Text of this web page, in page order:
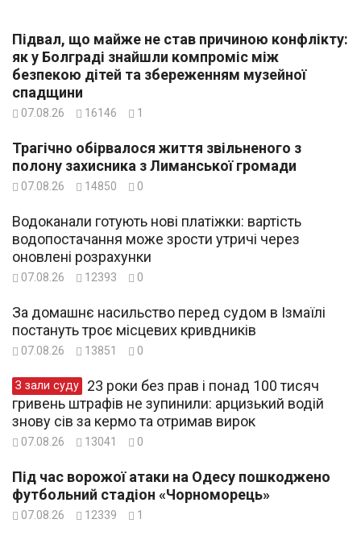
Підвал, що майже не став причиною конфлікту:
як у Болграді знайшли компроміс між
безпекою дітей та збереженням музейної
спадщини
07.08.26 16146 1
Трагічно обірвалося життя звільненого з
полону захисника з Лиманської громади
07.08.26 14850 0
Водоканали готують нові платіжки: вартість
водопостачання може зрости утричі через
оновлені розрахунки
07.08.26 12393 0
За домашнє насильство перед судом в Ізмаїлі
постануть троє місцевих кривдників
07.08.26 13851 0
З зали суду
гривень штрафів не зупинили: арцизький водій
знову сів за кермо та отримав вирок
07.08.26 13041 0
Під час ворожої атаки на Одесу пошкоджено
футбольний стадіон «Чорноморець»
07.08.26 12339 1